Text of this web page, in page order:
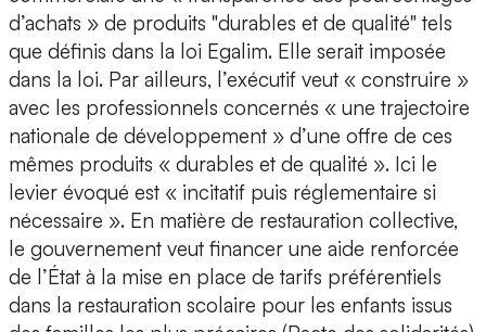
d’achats » de produits "durables et de qualité" tels
que définis dans la loi Egalim. Elle serait imposée
dans la loi. Par ailleurs, l’exécutif veut « construire »
avec les professionnels concernés « une trajectoire
nationale de développement » d’une offre de ces
mêmes produits « durables et de qualité ». Ici le
levier évoqué est « incitatif puis réglementaire si
nécessaire ». En matière de restauration collective,
le gouvernement veut financer une aide renforcée
de l’État à la mise en place de tarifs préférentiels
dans la restauration scolaire pour les enfants issus